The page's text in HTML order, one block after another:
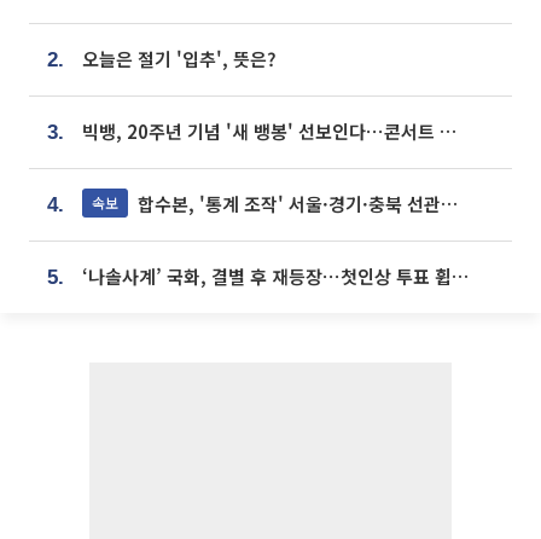
2. 오늘은 절기 '입추', 뜻은?
3. 빅뱅, 20주년 기념 '새 뱅봉' 선보인다⋯콘서트 앞두고 팝업 개최
4. 속보 합수본, '통계 조작' 서울·경기·충북 선관위 등 추가 압수수색
5. ‘나솔사계’ 국화, 결별 후 재등장⋯첫인상 투표 휩쓸고 ‘인기녀’ 등극